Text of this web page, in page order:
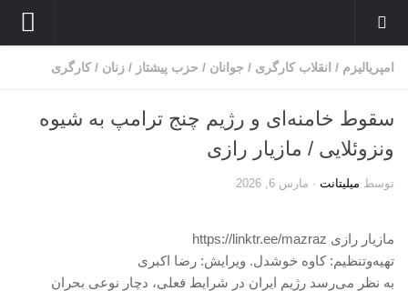
انتشارات
نشر میلیتانت
کتب و جزوات
نشر همبستگی کارگری
آرشیو مارکسیست ها در اینترنت
بین المللی
امپریالیزم / انقلاب کارگری / جوانان / حزب پیشتاز / زنان / کارگری
سقوط خامنه‌ای و رژیم چنج ترامپ به شیوه
ونزوئلایی / مازیار رازی
توسط میلیتانت · مارس 6, 2026
مازیار رازی https://linktr.ee/mazraz
تهیه‌وتنظیم: کاوه خوشدل. ویرایش: رضا اکبری
به نظر می‌رسد رژیم ایران در شرایط فعلی، دچار نوعی بحران